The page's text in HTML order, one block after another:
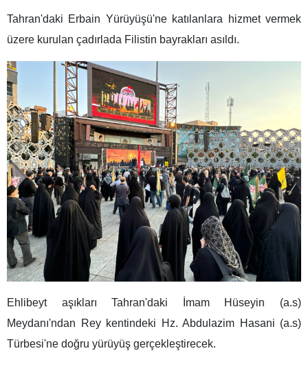
Tahran'daki Erbain Yürüyüşü'ne katılanlara hizmet vermek
üzere kurulan çadırlada Filistin bayrakları asıldı.
Ehlibeyt aşıkları Tahran'daki İmam Hüseyin (a.s)
Meydanı'ndan Rey kentindeki Hz. Abdulazim Hasani (a.s)
Türbesi'ne doğru yürüyüş gerçekleştirecek.